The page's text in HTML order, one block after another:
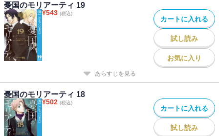
憂国のモリアーティ 19
¥543 (税込)
カートに入れる
試し読み
お気に入り
あらすじを見る
憂国のモリアーティ 18
¥502 (税込)
カートに入れる
試し読み